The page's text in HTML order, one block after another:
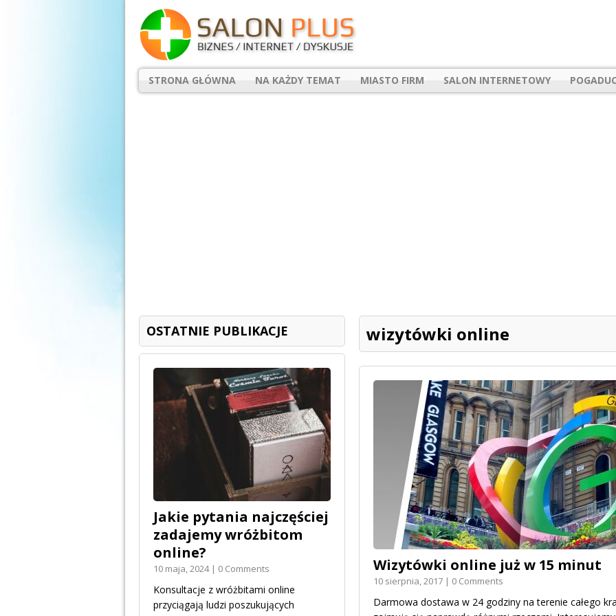
STRONA GŁÓWNA NA KAŻDY TEMAT MIASTO FIRM SALON INTERNETOWY
wizytówki online
Wizytówki online już w 15 minut
10 sierpnia, 2017 | 0 Comments
Darmowa dostawa w 24 godziny na terenie całego
OSTATNIE PUBLIKACJE
Jakie pytania najczęściej
zadajemy wróżbitom
online?
10 maja, 2024 | 0 Comments
Konsultacje z wróżbitami online
przyciągają ludzi poszukujących